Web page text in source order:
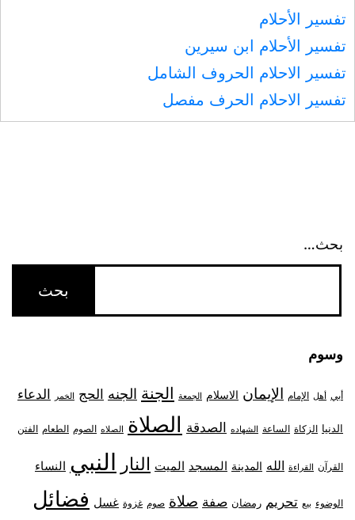
تفسير الأحلام
تفسير الأحلام ابن سيرين
تفسير الاحلام الحروف الشامل
تفسير الاحلام الحرف مفصل
بحث…
وسوم
أبي أهل الإمام الإيمان الاسلام الجمعة الجنة الجنه الحج الخمر الدعاء
الدنيا الزكاة الساعة الشهاده الصدقة الصلاة الصلاه الصوم الطعام الفتن
القرآن القراءة الله المدينة المسجد الميت النار النبي النساء
الوضوء بيع تحريم رمضان صفة صلاة صوم غزوة غسل فضائل